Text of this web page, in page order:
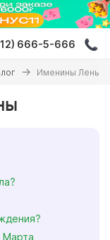
666-5-666
Именины Лены
Марта